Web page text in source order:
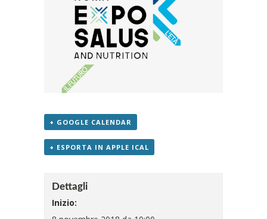
+ GOOGLE CALENDAR
+ ESPORTA IN APPLE ICAL
Dettagli
Inizio: